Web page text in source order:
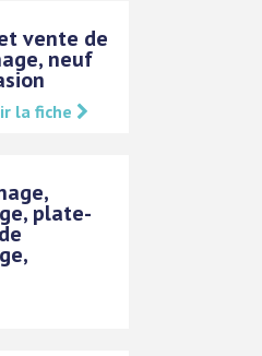
vente de
neuf
la fiche
plate-